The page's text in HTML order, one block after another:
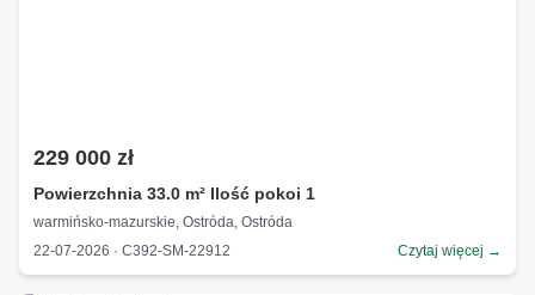
229 000 zł
Powierzchnia 33.0 m² Ilość pokoi 1
warmińsko-mazurskie, Ostróda, Ostróda
22-07-2026 · C392-SM-22912
Czytaj więcej →